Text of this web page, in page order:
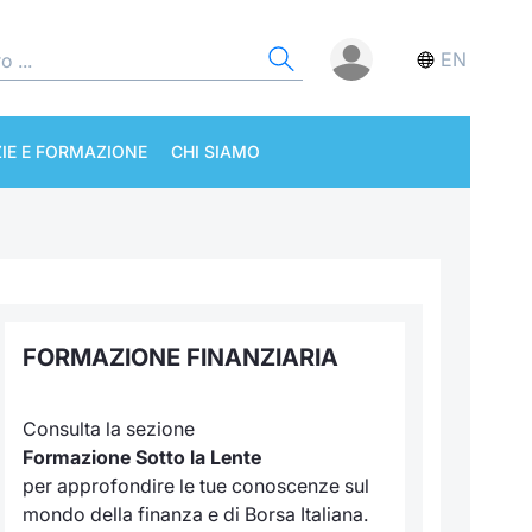
EN
E FORMAZIONE CHI SIAMO
FORMAZIONE FINANZIARIA
Consulta la sezione
Formazione Sotto la Lente
per approfondire le tue conoscenze sul
mondo della finanza e di Borsa Italiana.